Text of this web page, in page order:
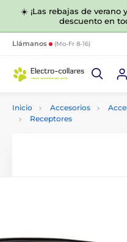
☀️ ¡Las rebajas de verano
descuento en
Llámanos (Mo-Fr 8-16)
Inicio Accesorios
Receptores